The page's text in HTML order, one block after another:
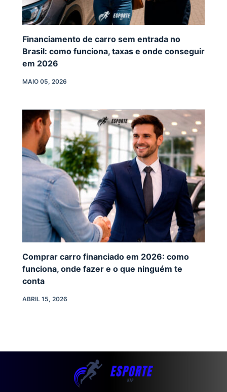
Financiamento de carro sem entrada no
Brasil: como funciona, taxas e onde conseguir
em 2026
MAIO 05, 2026
Comprar carro financiado em 2026: como
funciona, onde fazer e o que ninguém te
conta
ABRIL 15, 2026